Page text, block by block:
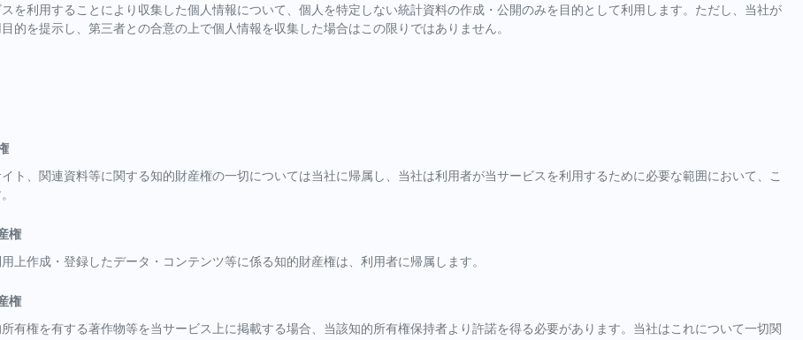
を利用することにより収集した個人情報について、個人を特定しない統計資料の作成・公開のみを目的として利用します。ただし、当社が
的を提示し、第三者との合意の上で個人情報を収集した場合はこの限りではありません。
ト、関連資料等に関する知的財産権の一切については当社に帰属し、当社は利用者が当サービスを利用するために必要な範囲において、こ
権
上作成・登録したデータ・コンテンツ等に係る知的財産権は、利用者に帰属します。
権
有権を有する著作物等を当サービス上に掲載する場合、当該知的所有権保持者より許諾を得る必要があります。当社はこれについて一切関